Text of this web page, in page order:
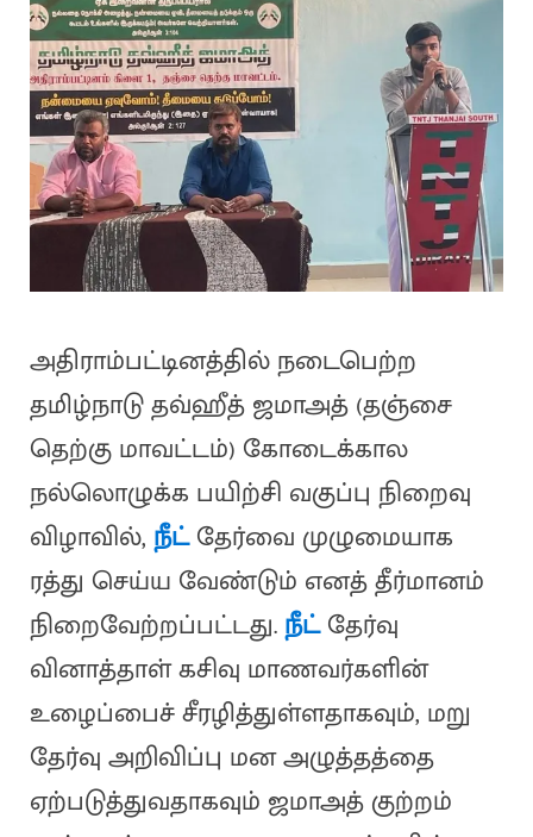
அதிராம்பட்டினத்தில் நடைபெற்ற
தமிழ்நாடு தவ்ஹீத் ஜமாஅத் (தஞ்சை
தெற்கு மாவட்டம்) கோடைக்கால
நல்லொழுக்க பயிற்சி வகுப்பு நிறைவு
விழாவில்,நீட்தேர்வை முழுமையாக
ரத்து செய்ய வேண்டும் எனத் தீர்மானம்
நிறைவேற்றப்பட்டது.நீட்தேர்வு
வினாத்தாள் கசிவு மாணவர்களின்
உழைப்பைச் சீரழித்துள்ளதாகவும், மறு
தேர்வு அறிவிப்பு மன அழுத்தத்தை
ஏற்படுத்துவதாகவும் ஜமாஅத் குற்றம்